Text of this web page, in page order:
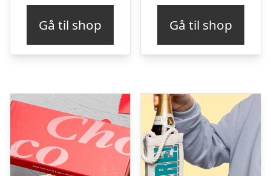
Gå til shop Gå til shop